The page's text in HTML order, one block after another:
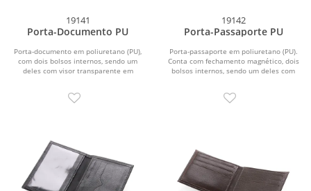
19141
Porta-Documento PU
Porta-documento em poliuretano (PU),
com dois bolsos internos, sendo um
deles com visor transparente em
19142
Porta-Passaporte PU
Porta-passaporte em poliuretano (PU).
Conta com fechamento magnético, dois
bolsos internos, sendo um deles com